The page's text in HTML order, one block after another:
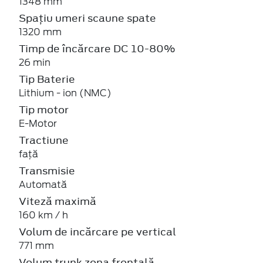
Spațiu umeri scaune spate
1320 mm
Timp de încărcare DC 10-80%
26 min
Tip Baterie
Lithium - ion (NMC)
Tip motor
E-Motor
Tractiune
față
Transmisie
Automată
Viteză maximă
160 km / h
Volum de incărcare pe vertical
771 mm